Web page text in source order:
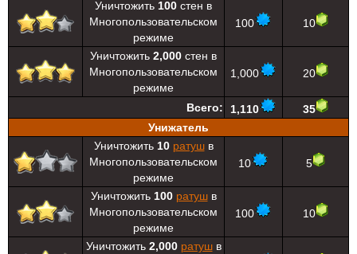
Уничтожить 100 стен в
Многопользовательском
режиме
100 10
Уничтожить 2,000 стен в
Многопользовательском
режиме
1,000 20
Всего: 1,110
35
Унижатель
Уничтожить 10 ратушв
Многопользовательском
режиме
10 5
Уничтожить 100 ратушв
Многопользовательском
режиме
100 10
Уничтожить 2,000 ратушв